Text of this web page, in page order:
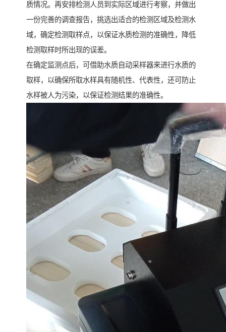
质情况。再安排检测人员到实际区域进行考察，并做出
一份完善的调查报告，挑选出适合的检测区域及检测水
域，确定检测取样点，以保证水质检测的准确性，降低
检测取样时所出现的误差。
在确定监测点后，可借助水质自动采样器来进行水质的
取样，以确保所取水样具有随机性、代表性，还可防止
水样被人为污染，以保证检测结果的准确性。